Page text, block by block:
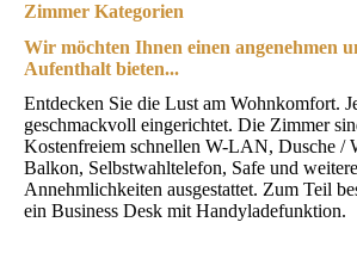
Zimmer Kategorien
Wir möchten Ihnen einen angenehmen
Aufenthalt bieten...
Entdecken Sie die Lust am Wohnkomfort.
geschmackvoll eingerichtet. Die Zimmer
Kostenfreiem schnellen W-LAN, Dusche /
Balkon, Selbstwahltelefon, Safe und
Annehmlichkeiten ausgestattet. Zum Teil
ein Business Desk mit Handyladefunktion.